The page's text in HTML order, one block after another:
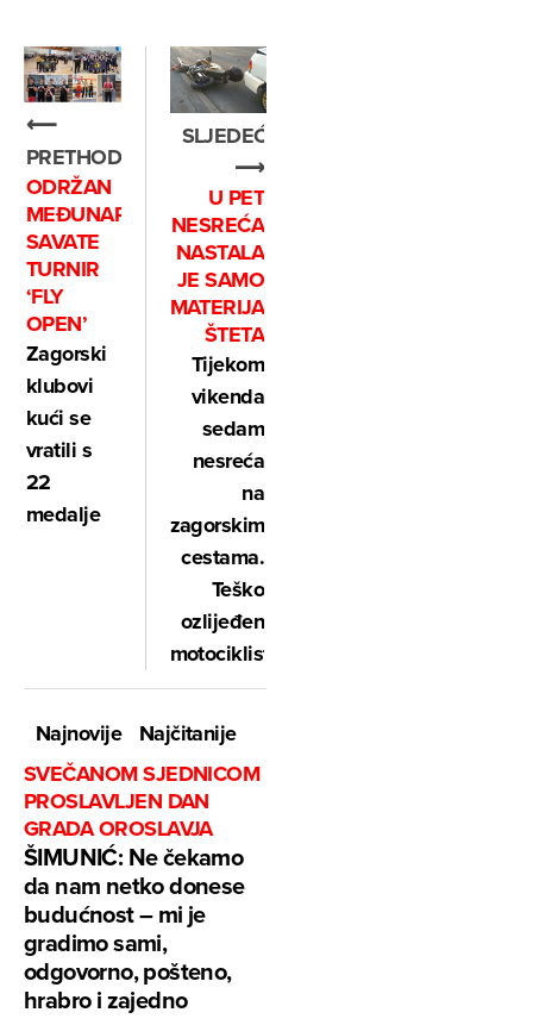
⟵
PRETHODNO
ODRŽAN
MEĐUNARODNI
SAVATE
TURNIR
‘FLY
OPEN’
Zagorski
klubovi
kući se
vratili s
22
medalje
SLJEDEĆE
⟶
U PET
NESREĆA
NASTALA
JE SAMO
MATERIJALNA
ŠTETA
Tijekom
vikenda
sedam
nesreća
na
zagorskim
cestama.
Teško
ozlijeđen
motociklist
Najnovije
Najčitanije
SVEČANOM SJEDNICOM
PROSLAVLJEN DAN
GRADA OROSLAVJA
ŠIMUNIĆ: Ne čekamo
da nam netko donese
budućnost – mi je
gradimo sami,
odgovorno, pošteno,
hrabro i zajedno